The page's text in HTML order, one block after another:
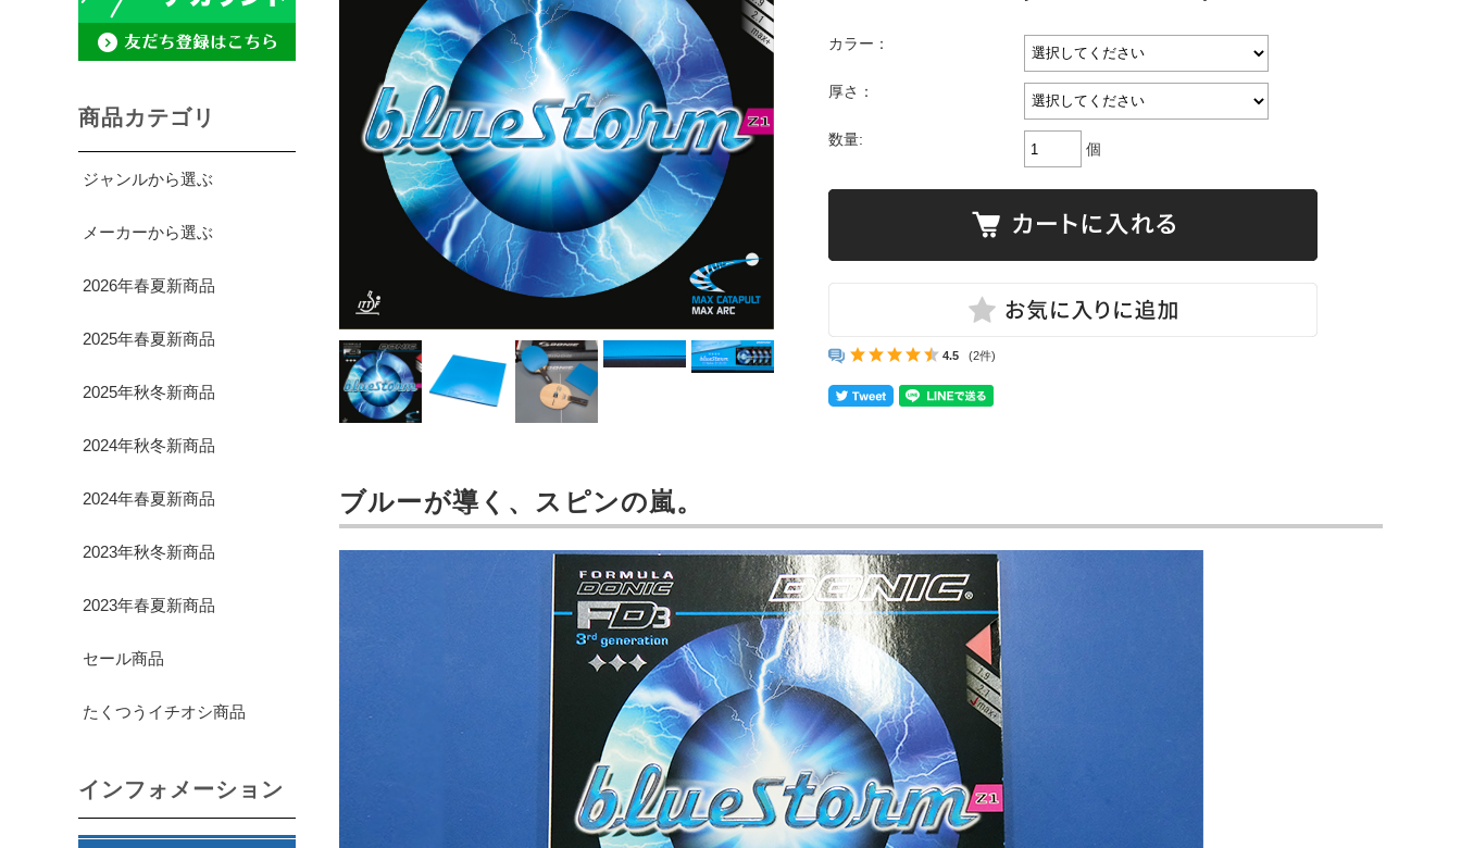
カラー：
厚さ：
数量:
個
4.5 (2件)
ブルーが導く、スピンの嵐。
商品カテゴリ
ジャンルから選ぶ
メーカーから選ぶ
2026年春夏新商品
2025年春夏新商品
2025年秋冬新商品
2024年秋冬新商品
2024年春夏新商品
2023年秋冬新商品
2023年春夏新商品
セール商品
たくつうイチオシ商品
インフォメーション